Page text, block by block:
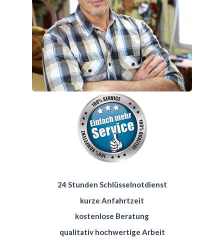
24 Stunden Schlüsselnotdienst
kurze Anfahrtzeit
kostenlose Beratung
qualitativ hochwertige Arbeit